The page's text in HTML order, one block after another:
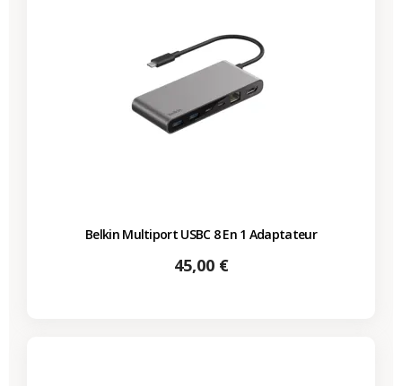
Belkin Multiport USBC 8 En 1 Adaptateur
Prix
45,00 €